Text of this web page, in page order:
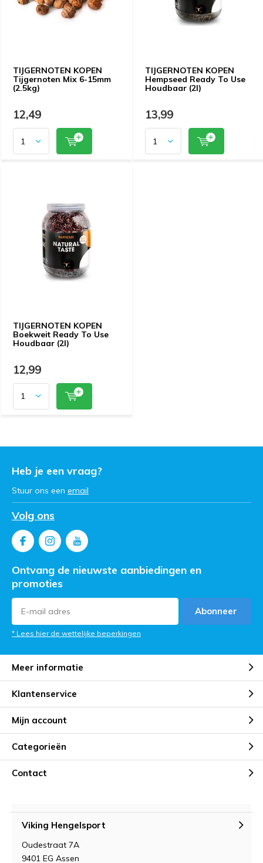
TIJGERNOTEN KOPEN
Tijgernoten Mix 6-15mm
(2.5kg)
12,49
TIJGERNOTEN KOPEN
Hempseed Ready To Use
Houdbaar (2l)
13,99
TIJGERNOTEN KOPEN
Boekweit Ready To Use
Houdbaar (2l)
12,99
Heb je een vraag?
Stuur ons een email
Volg ons
Ontvang de nieuwste aanbiedingen en
promoties
Abonneer
* Lees hier de wettelijke beperkingen
Meer informatie
Klantenservice
Mijn account
Categorieën
Contact
Viking Hengelsport
Oudestraat 7A
9401 EG Assen